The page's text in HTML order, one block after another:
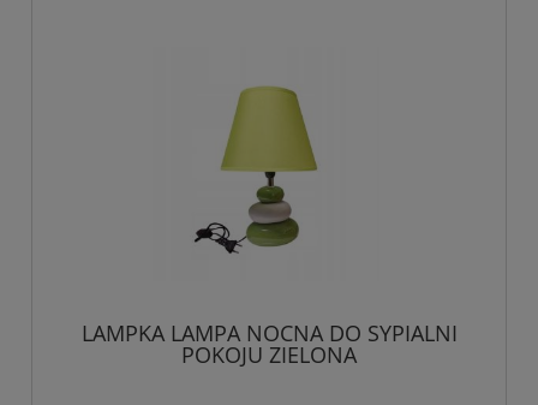
LAMPKA LAMPA NOCNA DO SYPIALNI
POKOJU ZIELONA